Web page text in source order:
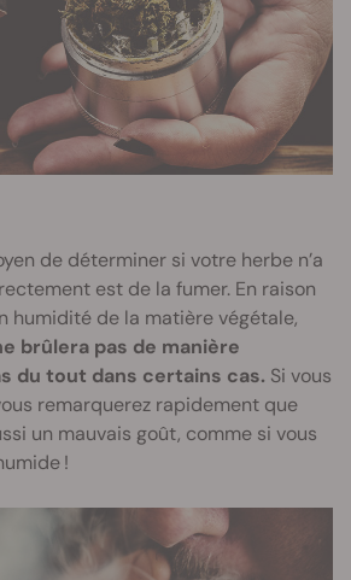
de déterminer si votre herbe n’a
est de la fumer. En raison
humidité de la matière végétale,
brûlera pas de manière
du tout dans certains cas. Si vous
remarquerez rapidement que
un mauvais goût, comme si vous
!